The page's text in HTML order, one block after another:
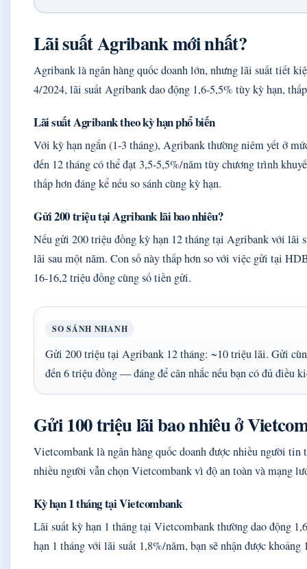
Lãi suất Agribank mới nhất?
Agribank là ngân hàng quốc doanh lớn, nhưng lãi suất tiết
4/2024, lãi suất Agribank dao động 1,6-5,5% tùy kỳ hạn,
Lãi suất Agribank theo kỳ hạn phổ biến
Với kỳ hạn ngắn (1-3 tháng), Agribank thường niêm yết ở
đến 12 tháng có thể đạt 3,5-5,5%/năm tùy chương trình
thấp hơn đáng kể nếu so sánh cùng kỳ hạn.
Gửi 200 triệu tại Agribank lãi bao nhiêu?
Nếu gửi 200 triệu đồng kỳ hạn 12 tháng tại Agribank với lãi
lãi sau một năm. Con số này thấp hơn so với việc gửi tại
16-16,2 triệu đồng cùng số tiền gửi.
SO SÁNH NHANH
Gửi 200 triệu tại Agribank 12 tháng: ~10 triệu lãi. Gửi
đến 6 triệu đồng — đáng để cân nhắc nếu bạn có đủ điều
Gửi 100 triệu lãi bao nhiêu ở
Vietcombank là ngân hàng quốc doanh được nhiều người
nhiều người vẫn chọn Vietcombank vì độ an toàn và mạng
Kỳ hạn 1 tháng tại Vietcombank
Lãi suất kỳ hạn 1 tháng tại Vietcombank thường dao động
hạn 1 tháng với lãi suất 1,8%/năm, bạn sẽ nhận được